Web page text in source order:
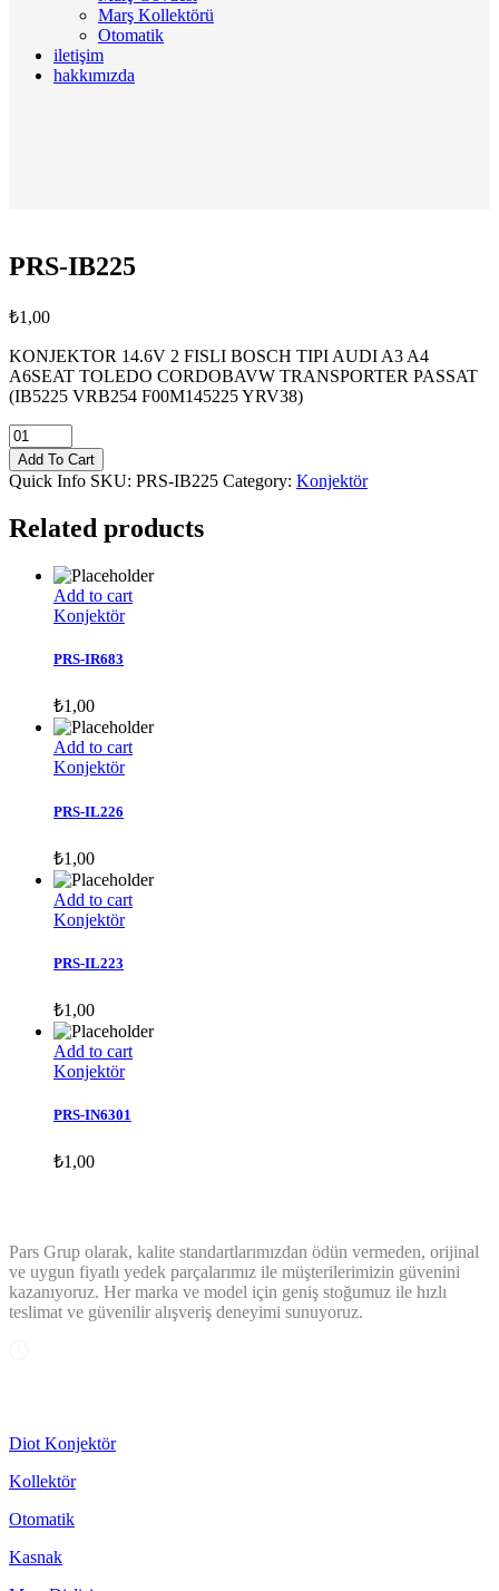
Marş Kollektörü
Otomatik
iletişim
hakkımızda
PRS-IB225
₺1,00
KONJEKTOR 14.6V 2 FISLI BOSCH TIPI AUDI A3 A4
A6SEAT TOLEDO CORDOBAVW TRANSPORTER PASSAT
(IB5225 VRB254 F00M145225 YRV38)
PRS-
IB225
quantity
Add To Cart
Quick Info SKU: PRS-IB225 Category: Konjektör
Related products
Add to cart
Konjektör
PRS-IR683
₺1,00
Add to cart
Konjektör
PRS-IL226
₺1,00
Add to cart
Konjektör
PRS-IL223
₺1,00
Add to cart
Konjektör
PRS-IN6301
₺1,00
Pars Grup olarak, kalite standartlarımızdan ödün vermeden, orijinal
ve uygun fiyatlı yedek parçalarımız ile müşterilerimizin güvenini
kazanıyoruz. Her marka ve model için geniş stoğumuz ile hızlı
teslimat ve güvenilir alışveriş deneyimi sunuyoruz.
Diot Konjektör
Kollektör
Otomatik
Kasnak